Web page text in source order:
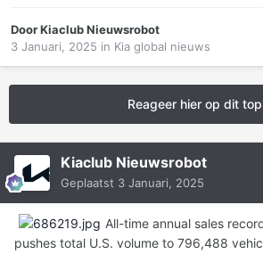
DoorKiaclub Nieuwsrobot
3 Januari, 2025 in Kia global nieuws
Reageer hier op dit
Kiaclub Nieuwsrobot
Geplaatst 3 Januari, 2025
All-time annual sales
pushes total U.S. volume to 796,488